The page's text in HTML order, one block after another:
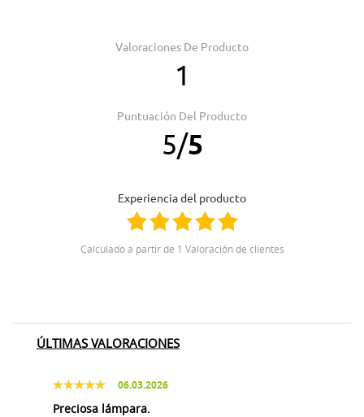
Valoraciones De Producto
1
Puntuación Del Producto
5/5
Experiencia del producto
Calculado a partir de 1 Valoración de clientes
ÚLTIMAS VALORACIONES
06.03.2026
Preciosa lámpara.